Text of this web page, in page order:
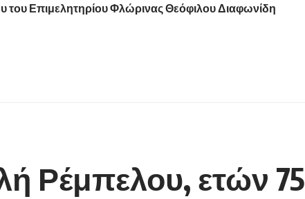
του Επιμελητηρίου Φλώρινας Θεόφιλου Διαφωνίδη
Ρέμπελου, ετών 75